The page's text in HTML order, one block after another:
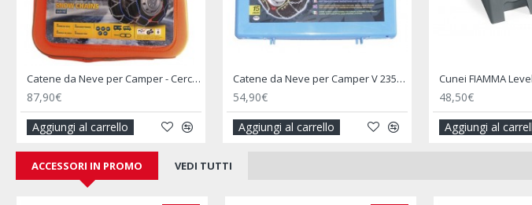
Catene da Neve per Camper - Cerchi da 14"/15"/16"
87,90€
Aggiungi al carrello
Catene da Neve per Camper V 235 Montaggio RAPIDO
54,90€
Aggiungi al carrello
48,50€
Aggiungi al
ACCESSORI IN PROMO VEDI TUTTI